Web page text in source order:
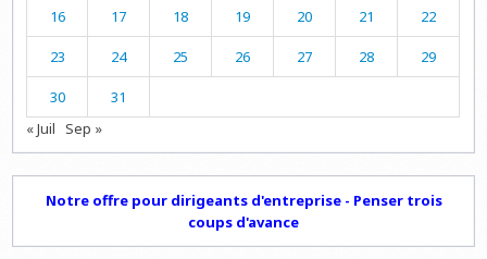
16 17 18 19 20 21 22
23 24 25 26 27 28 29
30
31
« Juil Sep »
Notre offre pour dirigeants d'entreprise - Penser trois
coups d'avance